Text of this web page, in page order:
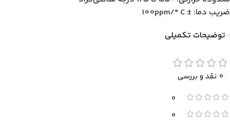
ضریب دما: ± 100ppm/° C
توضیحات تکمیلی
0 نقد و بررسی
0
0